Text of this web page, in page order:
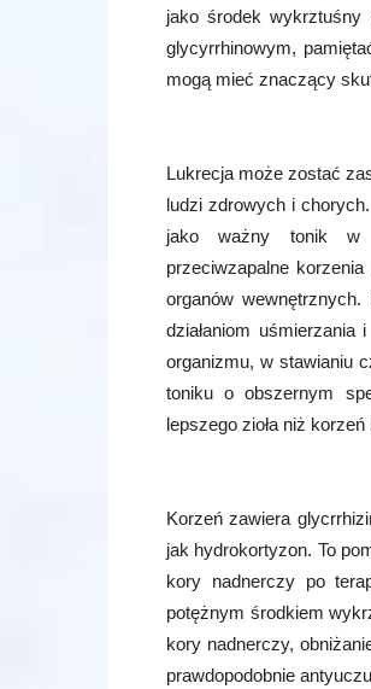
jako środek
glycyrrhinowym,
mogą mieć znaczący
Lukrecja może zostać
ludzi zdrowych i
jako ważny tonik w
przeciwzapalne
organów wewnętrznych.
działaniom
organizmu, w stawianiu
toniku o obszernym
lepszego zioła niż korzeń
Korzeń zawiera
jak hydrokortyzon. To
kory nadnerczy po
potężnym środkiem
kory nadnerczy,
prawdopodobnie